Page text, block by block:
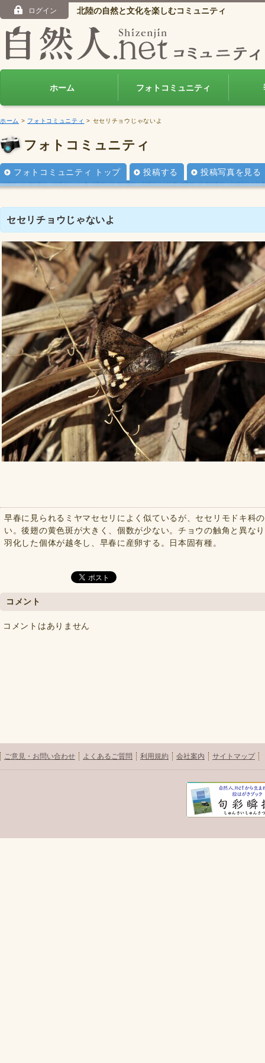
ログイン 北陸の自然と文化を楽しむコミュニティ
ホーム フォトコミュニティ
ホーム > フォトコミュニティ > セセリチョウじゃないよ
フォトコミュニティ
フォトコミュニティ トップ 投稿する 投稿写真を見る
セセリチョウじゃないよ
早春に見られるミヤマセセリによく似ているが、セセリモドキ科
い。後翅の黄色斑が大きく、個数が少ない。チョウの触角と異な
羽化した個体が越冬し、早春に産卵する。日本固有種。
コメント
コメントはありません
ご意見・お問い合わせ よくあるご質問 利用規約 会社案内 サイトマップ